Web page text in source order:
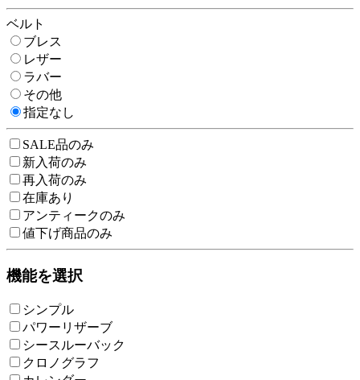
ベルト
ブレス
レザー
ラバー
その他
指定なし
SALE品のみ
新入荷のみ
再入荷のみ
在庫あり
アンティークのみ
値下げ商品のみ
機能を選択
シンプル
パワーリザーブ
シースルーバック
クロノグラフ